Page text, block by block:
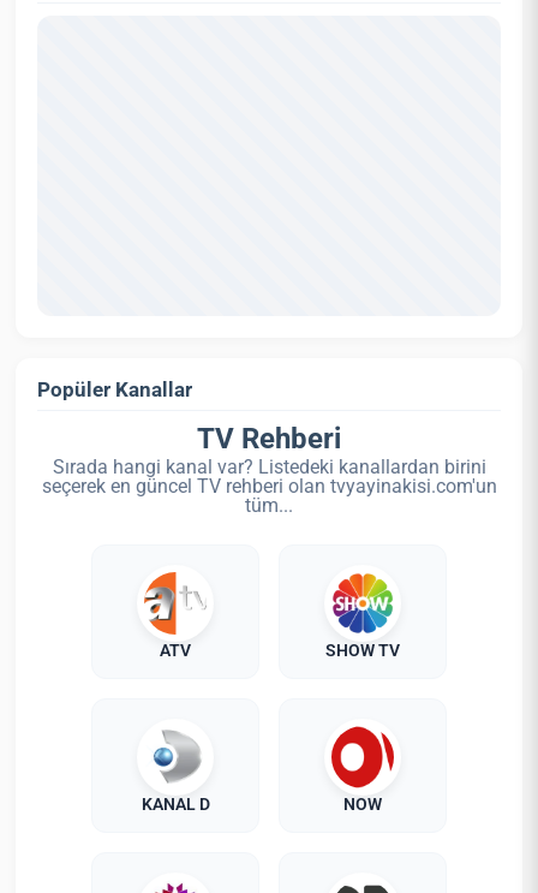
Popüler Kanallar
TV Rehberi
Sırada hangi kanal var? Listedeki kanallardan birini
seçerek en güncel TV rehberi olan tvyayinakisi.com'un
tüm...
ATV SHOW TV
KANAL D NOW